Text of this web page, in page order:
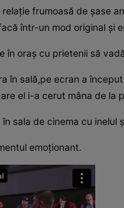
frumoasă de şase
într-un mod original şi
în oraş cu prietenii să
în sală,pe ecran a
el i-a cerut mâna de la
sala de cinema cu
emoţionant.